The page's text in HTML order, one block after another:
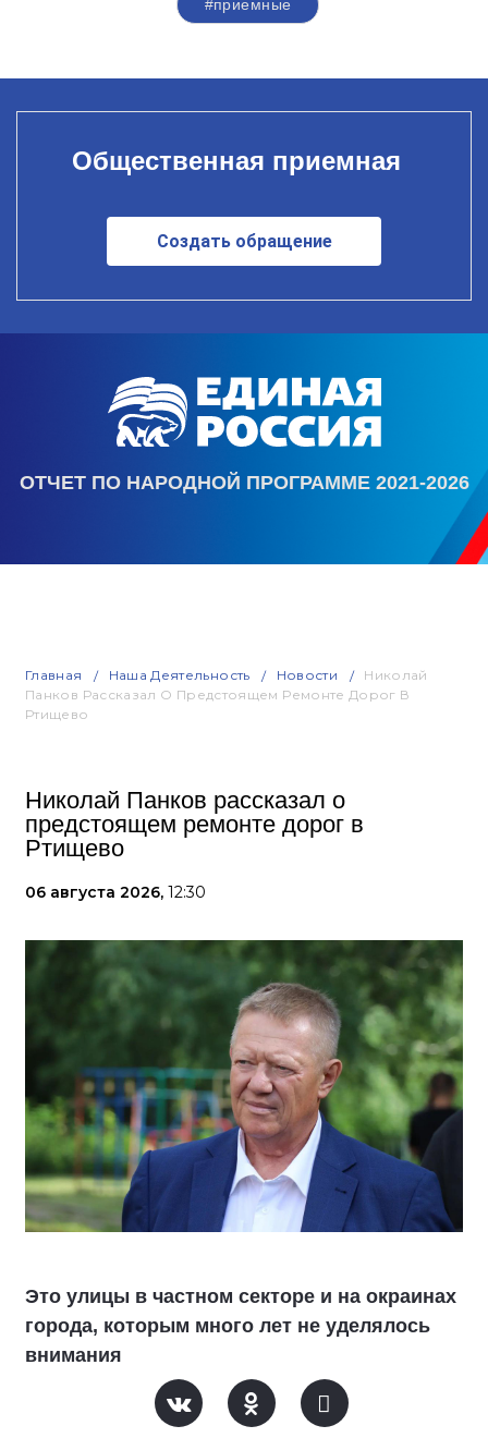
#приемные
Общественная приемная
Создать обращение
ОТЧЕТ ПО НАРОДНОЙ ПРОГРАММЕ 2021-2026
Главная Наша Деятельность Новости
Николай
Панков Рассказал О Предстоящем Ремонте Дорог В
Ртищево
Николай Панков рассказал о
предстоящем ремонте дорог в
Ртищево
06 августа 2026, 12:30
Это улицы в частном секторе и на окраинах
города, которым много лет не уделялось
внимания